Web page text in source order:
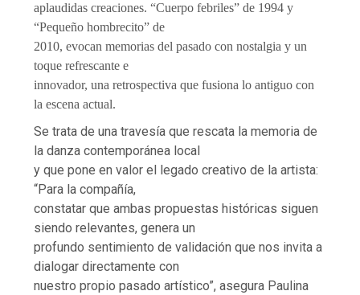
aplaudidas creaciones. “Cuerpo febriles” de 1994 y
“Pequeño hombrecito” de
2010, evocan memorias del pasado con nostalgia y un
toque refrescante e
innovador, una retrospectiva que fusiona lo antiguo con
la escena actual.
Se trata de una travesía que rescata la memoria de
la danza contemporánea local
y que pone en valor el legado creativo de la artista:
“Para la compañía,
constatar que ambas propuestas históricas siguen
siendo relevantes, genera un
profundo sentimiento de validación que nos invita a
dialogar directamente con
nuestro propio pasado artístico”, asegura Paulina